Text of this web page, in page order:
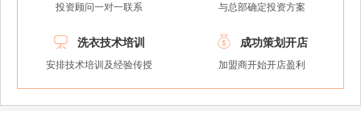
投资顾问一对一联系 与总部确定投资方案
 洗衣技术培训
安排技术培训及经验传授
 成功策划开店
加盟商开始开店盈利